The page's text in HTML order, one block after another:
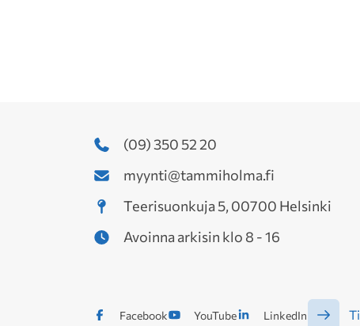
(09) 350 52 20
myynti@tammiholma.fi
Teerisuonkuja 5, 00700 Helsinki
Avoinna arkisin klo 8 - 16
Facebook YouTube LinkedIn